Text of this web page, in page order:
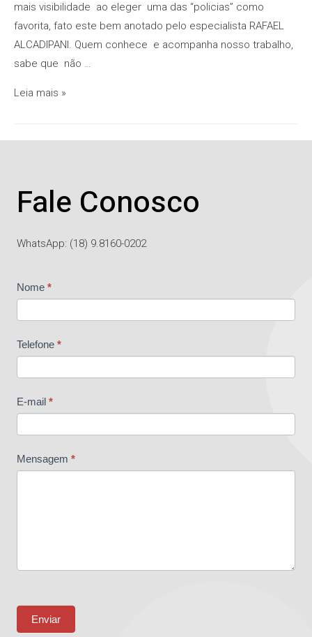
mais visibilidade ao eleger uma das “policias” como
favorita, fato este bem anotado pelo especialista RAFAEL
ALCADIPANI. Quem conhece e acompanha nosso trabalho,
sabe que não …
Leia mais »
Fale Conosco
WhatsApp: (18) 9.8160-0202
Contato
Nome *
Telefone *
E-mail *
Mensagem *
Enviar